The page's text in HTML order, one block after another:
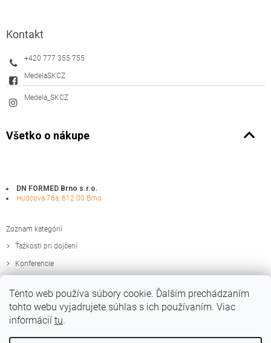
Tento web používa súbory cookie. Ďalším prechádzaním
tohto webu vyjadrujete súhlas s ich používaním. Viac
informácií tu.
Kontakt
+420 777 355 755
MedelaSKCZ
Medela_SKCZ
Všetko o nákupe
DN FORMED Brno s.r.o.
Hudcova 76a, 612 00 Brno
Zoznam kategórií
Ťažkosti pri dojčení
Konferencie
Edukačné materiály